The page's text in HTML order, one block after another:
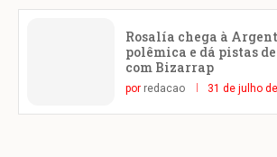
Rosalía chega à
polêmica e dá pistas
com Bizarrap
por redacao 31 de julho